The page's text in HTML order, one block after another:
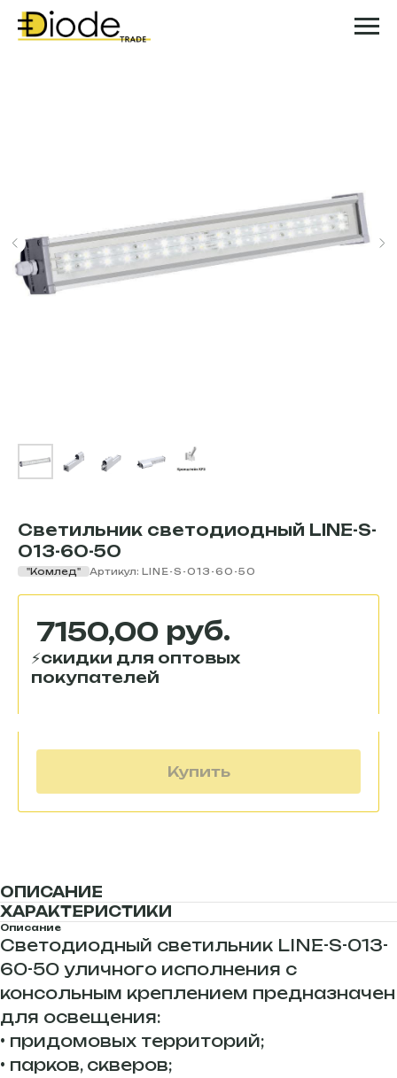
Светильник светодиодный LINE-S-
013-60-50
"Комлед" Артикул: LINE-S-013-60-50
7150,00 руб.
Купить
ОПИСАНИЕ
ХАРАКТЕРИСТИКИ
Описание
Светодиодный светильник LINE-S-013-
60-50 уличного исполнения с
консольным креплением предназначен
для освещения:
• придомовых территорий;
• парков, скверов;